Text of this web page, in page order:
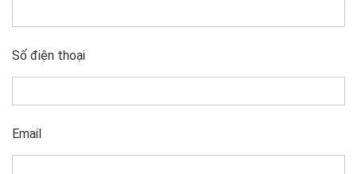
Số điện thoại
Email